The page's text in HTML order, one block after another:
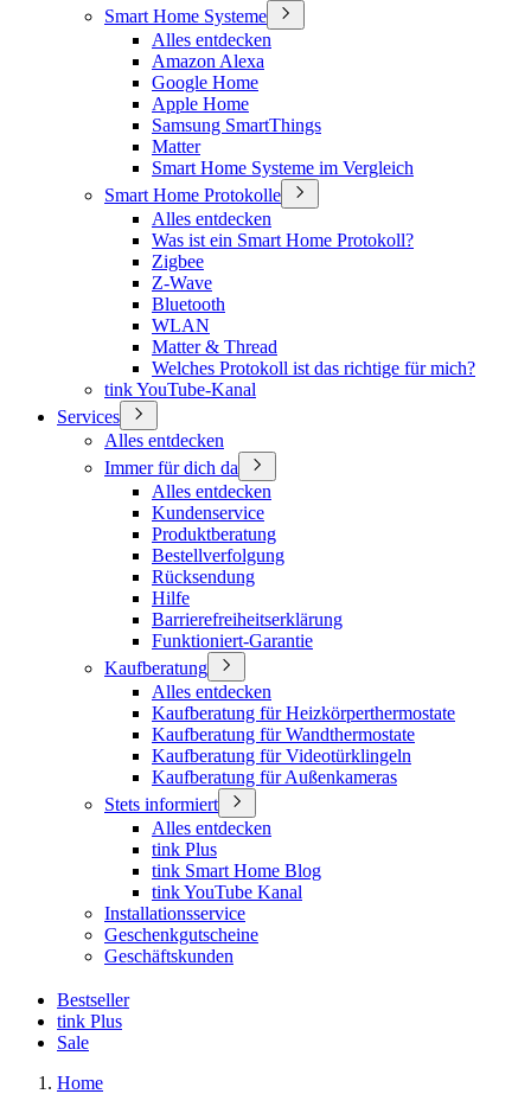
Smart Home Systeme
Alles entdecken
Amazon Alexa
Google Home
Apple Home
Samsung SmartThings
Matter
Smart Home Systeme im Vergleich
Smart Home Protokolle
Alles entdecken
Was ist ein Smart Home Protokoll?
Zigbee
Z-Wave
Bluetooth
WLAN
Matter & Thread
Welches Protokoll ist das richtige für mich?
tink YouTube-Kanal
Services
Alles entdecken
Immer für dich da
Alles entdecken
Kundenservice
Produktberatung
Bestellverfolgung
Rücksendung
Hilfe
Barrierefreiheitserklärung
Funktioniert-Garantie
Kaufberatung
Alles entdecken
Kaufberatung für Heizkörperthermostate
Kaufberatung für Wandthermostate
Kaufberatung für Videotürklingeln
Kaufberatung für Außenkameras
Stets informiert
Alles entdecken
tink Plus
tink Smart Home Blog
tink YouTube Kanal
Installationsservice
Geschenkgutscheine
Geschäftskunden
Bestseller
tink Plus
Sale
Home